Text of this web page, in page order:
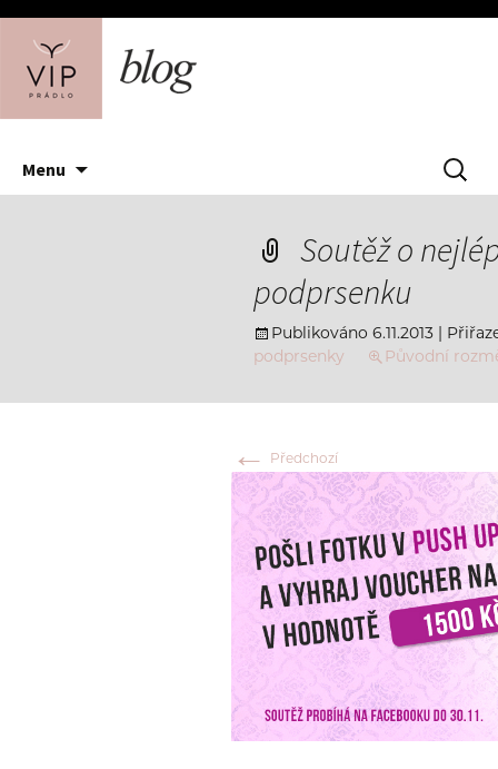
Menu
Soutěž o
podprsenku
Publikováno 6.11.2013 |
podprsenky
Původní
← Předchozí